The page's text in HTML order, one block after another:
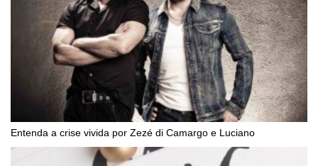
Entenda a crise vivida por Zezé di Camargo e Luciano